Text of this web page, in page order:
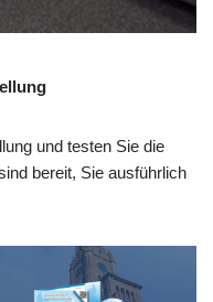
und testen Sie die
bereit, Sie ausführlich